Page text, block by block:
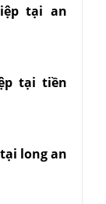
tại an
tại tiền
long an